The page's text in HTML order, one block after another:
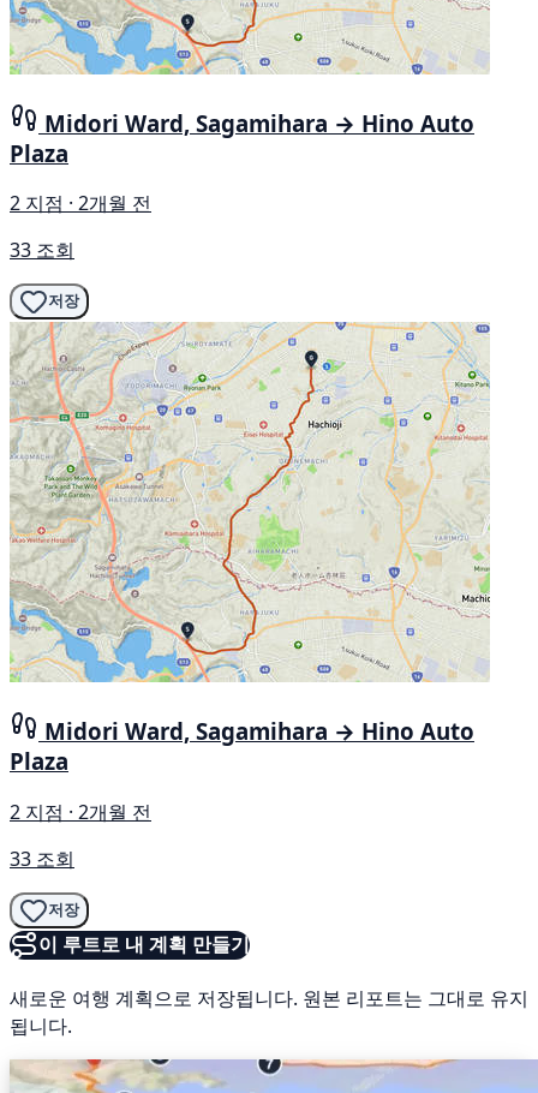
Midori Ward, Sagamihara → Hino Auto
Plaza
2 지점 · 2개월 전
33 조회
저장
Midori Ward, Sagamihara → Hino Auto
Plaza
2 지점 · 2개월 전
33 조회
저장
이 루트로 내 계획 만들기
새로운 여행 계획으로 저장됩니다. 원본 리포트는 그대로 유지
됩니다.